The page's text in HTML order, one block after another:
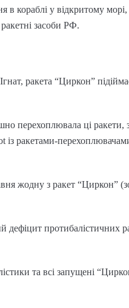
кораблі у відкритому морі,
засоби РФ.
ракета “Циркон”
перехоплювала ці ракети,
ракетами-
жодну з ракет “Циркон”
протибалістичних
та всі запущені